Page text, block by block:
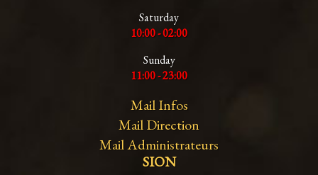
Saturday
10:00 - 02:00
Sunday
11:00 - 23:00
Mail Infos
Mail Direction
Mail Administrateurs
SION